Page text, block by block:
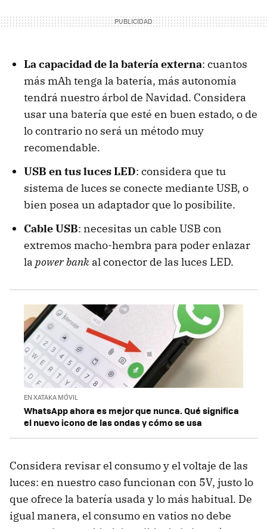
La capacidad de la batería externa: cuantos
más mAh tenga la batería, más autonomía
tendrá nuestro árbol de Navidad. Considera
usar una batería que esté en buen estado, o de
lo contrario no será un método muy
recomendable.
USB en tus luces LED: considera que tu
sistema de luces se conecte mediante USB, o
bien posea un adaptador que lo posibilite.
Cable USB: necesitas un cable USB con
extremos macho-hembra para poder enlazar
la power bank al conector de las luces LED.
EN XATAKA MÓVIL
WhatsApp ahora es mejor que nunca. Qué significa
el nuevo icono de las ondas y cómo se usa
Considera revisar el consumo y el voltaje de las
luces: en nuestro caso funcionan con 5V, justo lo
que ofrece la batería usada y lo más habitual. De
igual manera, el consumo en vatios no debe